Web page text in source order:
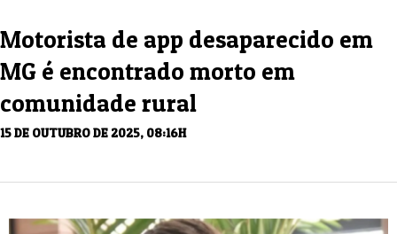
Motorista de app desaparecido em
MG é encontrado morto em
comunidade rural
15 DE OUTUBRO DE 2025, 08:16H